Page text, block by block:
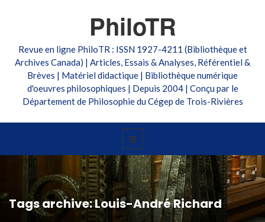
PhiloTR
Revue en ligne PhiloTR : ISSN 1927-4211 (Bibliothèque et
Archives Canada) | Articles, Essais & Analyses, Référentiel &
Brèves | Matériel didactique | Bibliothèque numérique
d'oeuvres philosophiques | Depuis 2004 | Conçu par le
Département de Philosophie du Cégep de Trois-Rivières
Tags archive: Louis-André Richard